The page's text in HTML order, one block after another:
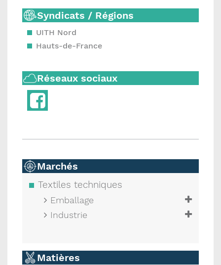
Syndicats / Régions
UITH Nord
Hauts-de-France
Réseaux sociaux
Marchés
Textiles techniques
Emballage
Industrie
Matières